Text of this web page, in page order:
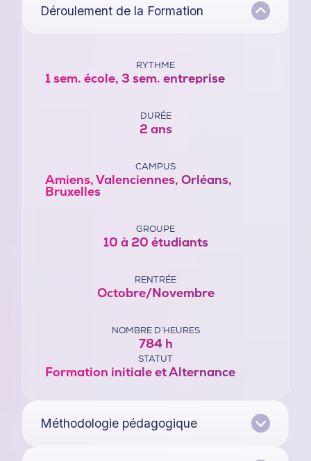
Déroulement de la Formation
RYTHME
1 sem. école, 3 sem. entreprise
DURÉE
2 ans
CAMPUS
Amiens, Valenciennes, Orléans,
Bruxelles
GROUPE
10 à 20 étudiants
RENTRÉE
Octobre/Novembre
NOMBRE D’HEURES
784 h
STATUT
Formation initiale et Alternance
Méthodologie pédagogique